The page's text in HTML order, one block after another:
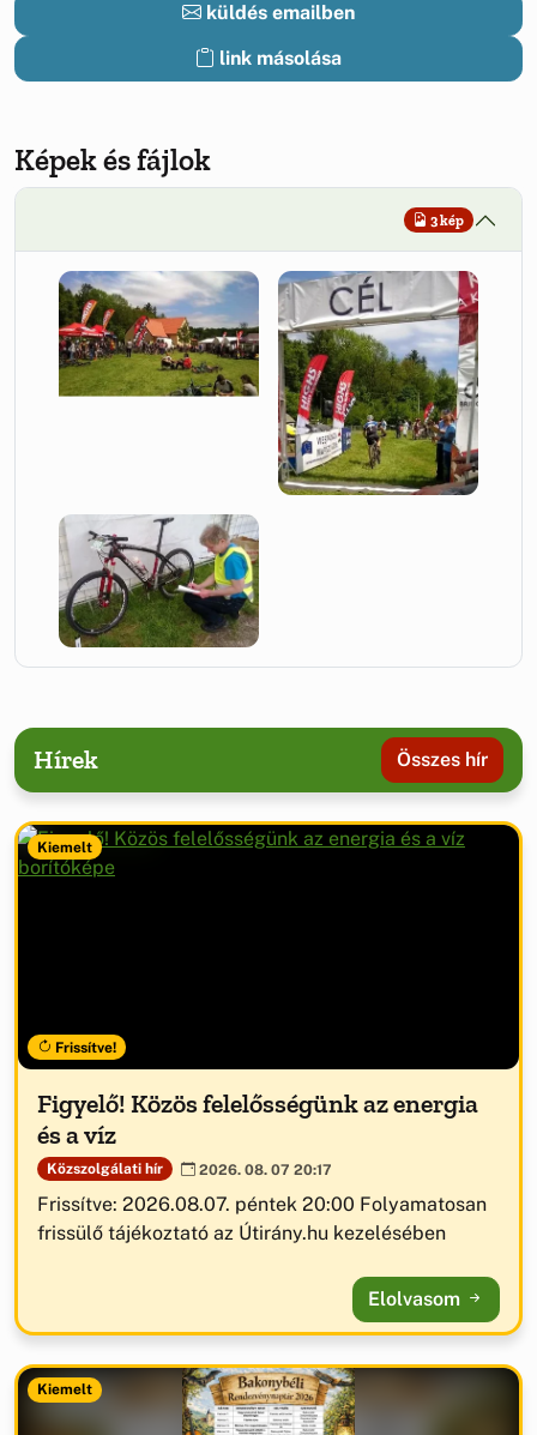
küldés emailben
link másolása
Képek és fájlok
3 kép
Hírek Összes hír
Kiemelt
Frissítve!
Figyelő! Közös felelősségünk az energia
és a víz
Közszolgálati hír 2026. 08. 07 20:17
Frissítve: 2026.08.07. péntek 20:00 Folyamatosan
frissülő tájékoztató az Útirány.hu kezelésében
Elolvasom
Kiemelt